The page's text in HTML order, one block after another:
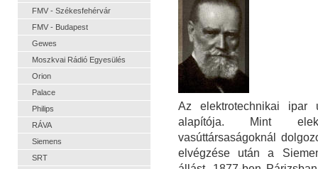
FMV - Székesfehérvár
FMV - Budapest
Gewes
Moszkvai Rádió Egyesülés
Orion
Palace
Philips
RÁVA
Siemens
SRT
Az elektrotechnikai ipar
alapítója. Mint
vasúttársaságoknál
elvégzése után a